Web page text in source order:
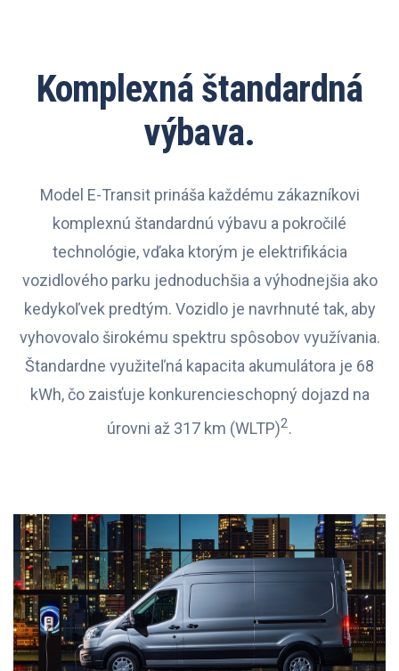
Komplexná štandardná
výbava.
Model E-Transit prináša každému zákazníkovi
komplexnú štandardnú výbavu a pokročilé
technológie, vďaka ktorým je elektrifikácia
vozidlového parku jednoduchšia a výhodnejšia ako
kedykoľvek predtým. Vozidlo je navrhnuté tak, aby
vyhovovalo širokému spektru spôsobov využívania.
Štandardne využiteľná kapacita akumulátora je 68
kWh, čo zaisťuje konkurencieschopný dojazd na
úrovni až 317 km (WLTP)2.